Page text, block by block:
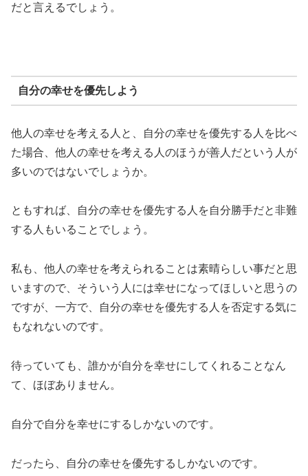
だと言えるでしょう。
自分の幸せを優先しよう
他人の幸せを考える人と、自分の幸せを優先する人を比べ
た場合、他人の幸せを考える人のほうが善人だという人が
多いのではないでしょうか。
ともすれば、自分の幸せを優先する人を自分勝手だと非難
する人もいることでしょう。
私も、他人の幸せを考えられることは素晴らしい事だと思
いますので、そういう人には幸せになってほしいと思うの
ですが、一方で、自分の幸せを優先する人を否定する気に
もなれないのです。
待っていても、誰かが自分を幸せにしてくれることなん
て、ほぼありません。
自分で自分を幸せにするしかないのです。
だったら、自分の幸せを優先するしかないのです。